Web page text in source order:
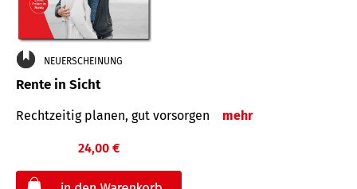
NEUERSCHEINUNG
Rente in Sicht
Rechtzeitig planen, gut vorsorgen mehr
24,00 €